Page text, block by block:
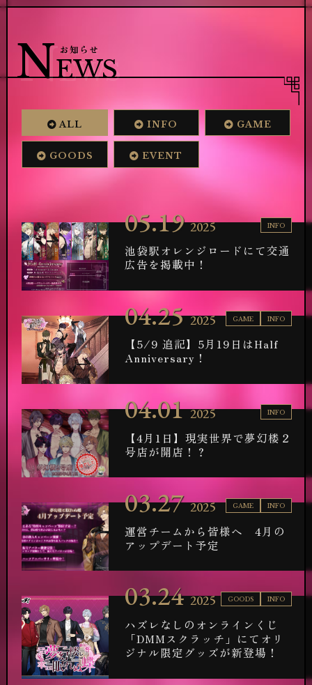
TOP NEWS
ストーリー / 世界観
MOVIE
動画 システム
BGM試聴 ミニストーリー
OICE
皆様の声
CHART
相性診断
ANNIV.
1周年記念
お知らせを受け取る
プロフィール等に表示する
提供:
お知らせ
NEWS
ALL INFO GAME
GOODS EVENT
INFO
05.19 2025
池袋駅オレンジロードにて交通
広告を掲載中！
GAME INFO
04.25 2025
【5/9 追記】5月19日はHalf
Anniversary！
INFO
04.01 2025
【4月1日】現実世界で夢幻楼２
号店が開店！？
GAME INFO
03.27 2025
運営チームから皆様へ 4月の
アップデート予定
GOODS INFO
03.24 2025
ハズレなしのオンラインくじ
「DMMスクラッチ」にてオリ
ジナル限定グッズが新登場！